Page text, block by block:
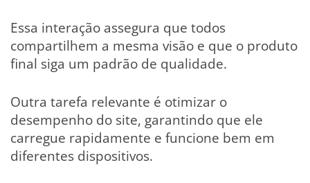
Essa interação assegura que todos
compartilhem a mesma visão e que o produto
final siga um padrão de qualidade.
Outra tarefa relevante é otimizar o
desempenho do site, garantindo que ele
carregue rapidamente e funcione bem em
diferentes dispositivos.